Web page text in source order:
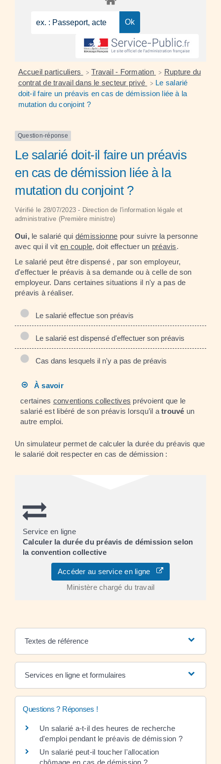
Accueil particuliers > Travail - Formation > Rupture du
contrat de travail dans le secteur privé
> Le salarié
doit-il faire un préavis en cas de démission liée à la
mutation du conjoint ?
Question-réponse
Le salarié doit-il faire un préavis
en cas de démission liée à la
mutation du conjoint ?
Vérifié le 28/07/2023 - Direction de l'information légale et
administrative (Première ministre)
Oui,le salarié qui démissionne pour suivre la personne
avec qui il vit en couple, doit effectuer un préavis.
Le salarié peut être dispensé , par son employeur,
d'effectuer le préavis à sa demande ou à celle de son
employeur. Dans certaines situations il n'y a pas de
préavis à réaliser.
Le salarié effectue son préavis
Le salarié est dispensé d'effectuer son préavis
Cas dans lesquels il n'y a pas de préavis
À savoir
certaines conventions collectives prévoient que le
salarié est libéré de son préavis lorsqu’il atrouvé un
autre emploi.
Un simulateur permet de calculer la durée du préavis que
le salarié doit respecter en cas de démission :
Service en ligne
Calculer la durée du préavis de démission selon
la convention collective
Accéder au service en ligne
Ministère chargé du travail
Textes de référence
Services en ligne et formulaires
Questions ? Réponses !
Un salarié a-t-il des heures de recherche
d'emploi pendant le préavis de démission ?
Un salarié peut-il toucher l'allocation
chômage en cas de démission ?